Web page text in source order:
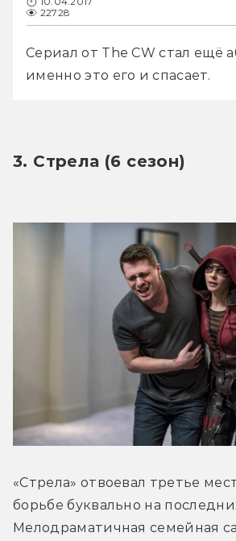
22728
Сериал от The CW стал ещё
именно это его и спасает.
3. Стрела (6 сезон)
«Стрела» отвоевал третье
борьбе буквально на
Мелодраматичная семейная